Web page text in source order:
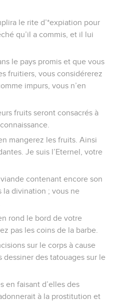
le rite d’*expiation pour
qu’il a commis, et il lui
le pays promis et que vous
fruitiers, vous considérerez
impurs, vous n’en
fruits seront consacrés à
mangerez les fruits. Ainsi
Je suis l’Eternel, votre
contenant encore son
la divination ; vous ne
rond le bord de votre
pas les coins de la barbe.
sur le corps à cause
dessiner des tatouages sur le
en faisant d’elles des
à la prostitution et